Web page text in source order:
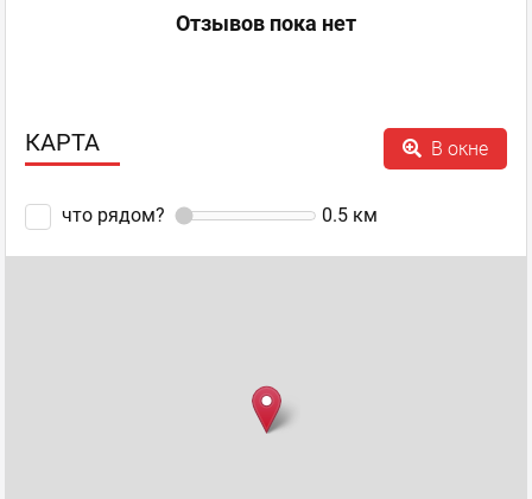
Отзывов пока нет
КАРТА В окне
что рядом? 0.5 км